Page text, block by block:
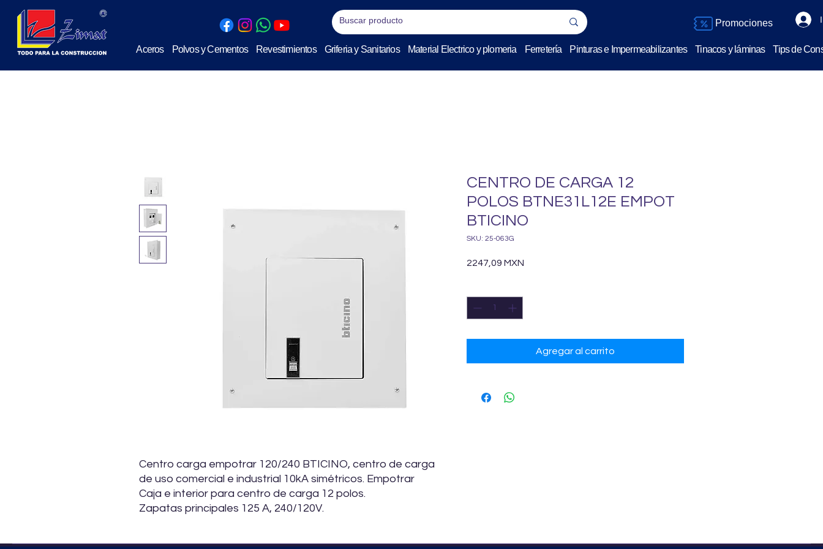
Aceros Polvos y Cementos Revestimientos Griferia y Sanitarios Material Electrico y plomeria Ferretería Pinturas e Impermeabilizantes Tinacos y láminas Tips de
Promociones
Centro carga empotrar 120/240 BTICINO, centro de carga
de uso comercial e industrial 10kA simétricos. Empotrar
Caja e interior para centro de carga 12 polos.
Zapatas principales 125 A, 240/120V.
CENTRO DE CARGA 12
POLOS BTNE31L12E EMPOT
BTICINO
SKU: 25-063G
2247,09 MXN
Agregar al carrito